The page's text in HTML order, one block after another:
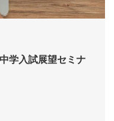
学入試展望セミナ